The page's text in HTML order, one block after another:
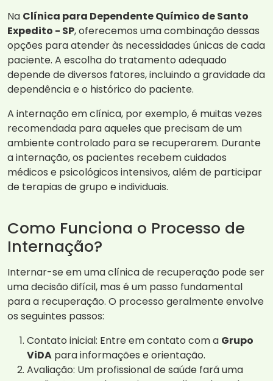
Na Clínica para Dependente Químico de Santo
Expedito - SP, oferecemos uma combinação dessas
opções para atender às necessidades únicas de cada
paciente. A escolha do tratamento adequado
depende de diversos fatores, incluindo a gravidade da
dependência e o histórico do paciente.
A internação em clínica, por exemplo, é muitas vezes
recomendada para aqueles que precisam de um
ambiente controlado para se recuperarem. Durante
a internação, os pacientes recebem cuidados
médicos e psicológicos intensivos, além de participar
de terapias de grupo e individuais.
Como Funciona o Processo de
Internação?
Internar-se em uma clínica de recuperação pode ser
uma decisão difícil, mas é um passo fundamental
para a recuperação. O processo geralmente envolve
os seguintes passos:
Contato inicial: Entre em contato com a Grupo
ViDA para informações e orientação.
Avaliação: Um profissional de saúde fará uma